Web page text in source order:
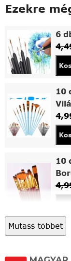
Ezekre
6
10
10
Mutass többet